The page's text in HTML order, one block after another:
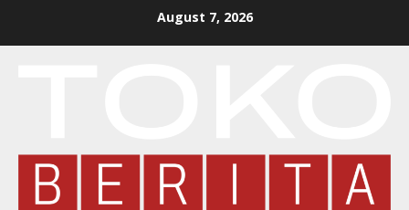
August 7, 2026